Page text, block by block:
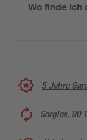
Wo finde ich
5 Jahre
Sorglos, 90